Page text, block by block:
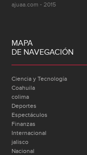
ajuaa.com - 2015
MAPA
DE NAVEGACIÓN
Ciencia y Tecnología
Coahuila
colima
Deportes
Espectáculos
Finanzas
Internacional
jalisco
Nacional